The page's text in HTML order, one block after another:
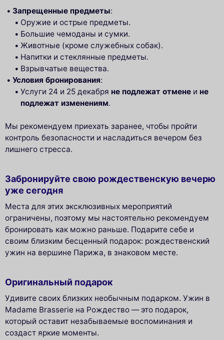
Запрещенные предметы:
Оружие и острые предметы.
Большие чемоданы и сумки.
Животные (кроме служебных собак).
Напитки и стеклянные предметы.
Взрывчатые вещества.
Условия бронирования:
Услуги 24 и 25 декабря не подлежат отменеи не
подлежат изменениям.
Мы рекомендуем приехать заранее, чтобы пройти
контроль безопасности и насладиться вечером без
лишнего стресса.
Забронируйте свою рождественскую вечерю
уже сегодня
Места для этих эксклюзивных мероприятий
ограничены, поэтому мы настоятельно рекомендуем
бронировать как можно раньше. Подарите себе и
своим близким бесценный подарок: рождественский
ужин на вершине Парижа, в знаковом месте.
Оригинальный подарок
Удивите своих близких необычным подарком. Ужин в
Madame Brasserie на Рождество — это подарок,
который оставит незабываемые воспоминания и
создаст яркие моменты.